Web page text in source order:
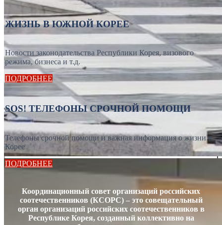
ЖИЗНЬ В ЮЖНОЙ КОРЕЕ
Новости законодательства Республики Корея, визового
режима, бизнеса и т.д.
ПОДРОБНЕЕ
SOS! ТЕЛЕФОНЫ СРОЧНОЙ ПОМОЩИ
Телефоны срочной помощи и важная информация о жизни в
Корее
ПОДРОБНЕЕ
Координационный совет организаций российских
соотечественников (КСОРС) – это совещательный
орган организаций российских соотечественников в
Республике Корея, созданный коллективно на